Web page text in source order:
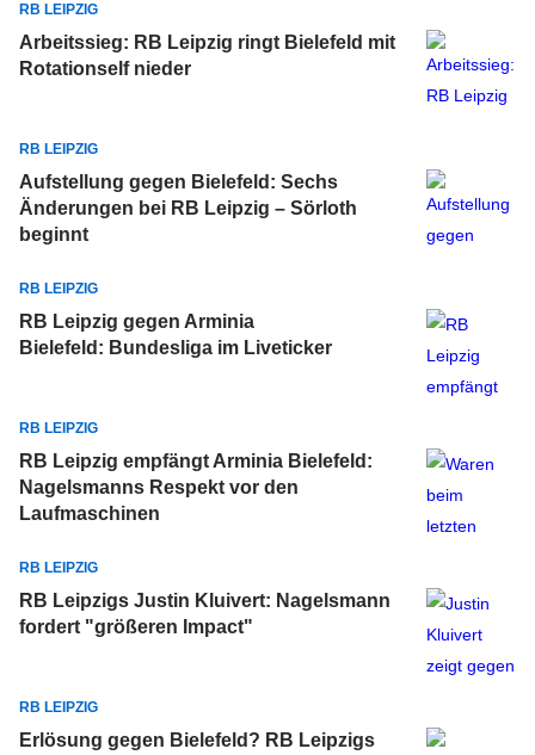
RB LEIPZIG
Arbeitssieg: RB Leipzig ringt Bielefeld mit
Rotationself nieder
RB LEIPZIG
Aufstellung gegen Bielefeld: Sechs
Änderungen bei RB Leipzig – Sörloth
beginnt
RB LEIPZIG
RB Leipzig gegen Arminia
Bielefeld: Bundesliga im Liveticker
RB LEIPZIG
RB Leipzig empfängt Arminia Bielefeld:
Nagelsmanns Respekt vor den
Laufmaschinen
RB LEIPZIG
RB Leipzigs Justin Kluivert: Nagelsmann
fordert "größeren Impact"
RB LEIPZIG
Erlösung gegen Bielefeld? RB Leipzigs